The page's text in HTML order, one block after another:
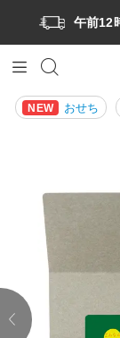
午前12
NEW おせち
prev